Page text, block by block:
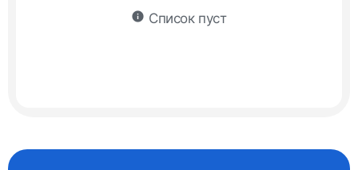
info Список пуст